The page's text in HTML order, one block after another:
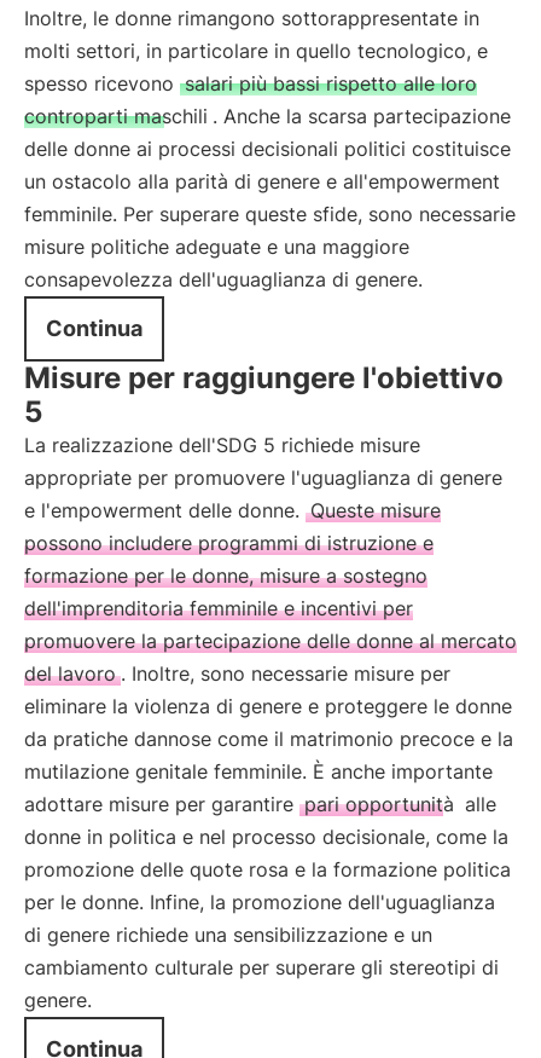
Inoltre, le donne rimangono sottorappresentate in
molti settori, in particolare in quello tecnologico, e
spesso ricevono salari più bassi rispetto alle loro
controparti maschili . Anche la scarsa partecipazione
delle donne ai processi decisionali politici costituisce
un ostacolo alla parità di genere e all'empowerment
femminile. Per superare queste sfide, sono necessarie
misure politiche adeguate e una maggiore
consapevolezza dell'uguaglianza di genere.
Continua
Misure per raggiungere l'obiettivo
5
La realizzazione dell'SDG 5 richiede misure
appropriate per promuovere l'uguaglianza di genere
e l'empowerment delle donne. Queste misure
possono includere programmi di istruzione e
formazione per le donne, misure a sostegno
dell'imprenditoria femminile e incentivi per
promuovere la partecipazione delle donne al mercato
del lavoro . Inoltre, sono necessarie misure per
eliminare la violenza di genere e proteggere le donne
da pratiche dannose come il matrimonio precoce e la
mutilazione genitale femminile. È anche importante
adottare misure per garantire pari opportunità alle
donne in politica e nel processo decisionale, come la
promozione delle quote rosa e la formazione politica
per le donne. Infine, la promozione dell'uguaglianza
di genere richiede una sensibilizzazione e un
cambiamento culturale per superare gli stereotipi di
genere.
Continua